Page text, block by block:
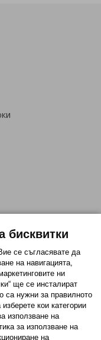
бисквитки
се съгласявате да
на навигацията,
ни
ще се инсталират
са нужни за правилното
кои категории
използване на
за използване на
на